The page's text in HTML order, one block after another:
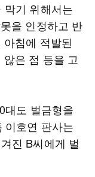
막기 위해서는
을 인정하고 반
침에 적발된
은 점 등을 고
대도 벌금형을
이호연 판사는
진 B씨에게 벌